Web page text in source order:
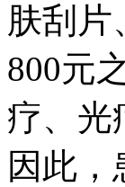
肤刮片
800元
疗、光
因此